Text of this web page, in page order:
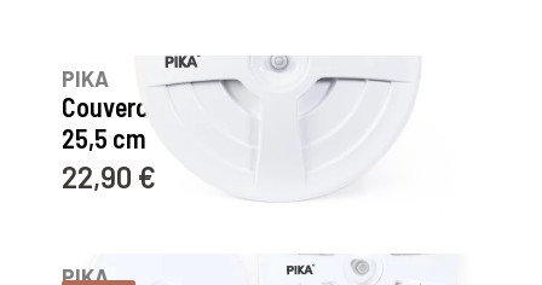
PIKA
Couvercle universel sous vide
25,5 cm
Prix
22,90 €
PIKA